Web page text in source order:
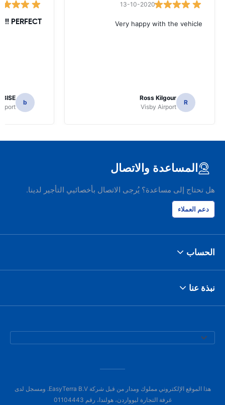
13-10-2020
Very happy with the vehicle
R
Ross Kilgour
Visby Airport
PERFECT !!!!!
b
المساعدة والاتصال
هل تحتاج إلى مساعدة؟ يُرجى الاتصال بأخصائيي التأجير لدينا.
دعم العملاء
الحساب
نبذة عنا
هذا الموقع الإلكتروني مملوك ومدار من قبل شركة EasyTerra B.V. ومسجل لدى
غرفة التجارة ليوواردن، هولندا، رقم 01104443